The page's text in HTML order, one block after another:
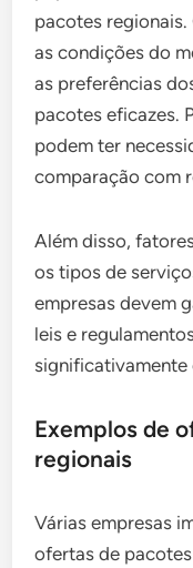
pacotes
as condições do
as preferências
pacotes eficazes.
podem ter
comparação com
Além disso,
os tipos de
empresas devem
leis e
significativamente
Exemplos de
regionais
Várias empresas
ofertas de